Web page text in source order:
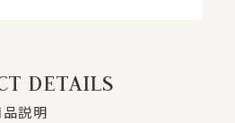
DETAILS
品説明